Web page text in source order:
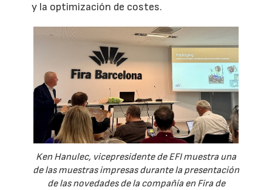
y la optimización de costes.
Ken Hanulec, vicepresidente de EFI muestra una
de las muestras impresas durante la presentación
de las novedades de la compañía en Fira de